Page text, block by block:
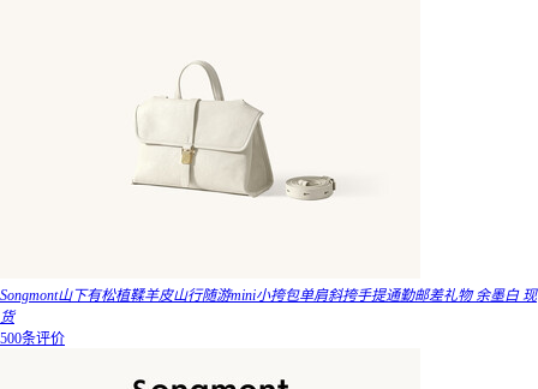
Songmont山下有松植鞣羊皮山行随游mini小挎包单肩斜挎手提通勤邮差礼物 余墨白 现
货
500条评价